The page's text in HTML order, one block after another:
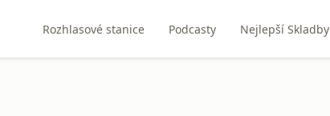
Rozhlasové stanice Podcasty Nejlepší Skladby